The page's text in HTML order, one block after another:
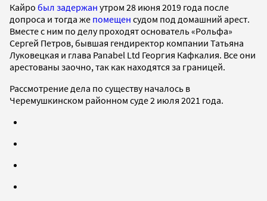
Кайро был задержан утром 28 июня 2019 года после
допроса и тогда же помещен судом под домашний арест.
Вместе с ним по делу проходят основатель «Рольфа»
Сергей Петров, бывшая гендиректор компании Татьяна
Луковецкая и глава Panabel Ltd Георгия Кафкалия. Все они
арестованы заочно, так как находятся за границей.
Рассмотрение дела по существу началось в
Черемушкинском районном суде 2 июля 2021 года.